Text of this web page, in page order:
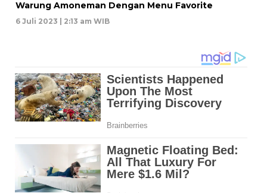
Warung Amoneman Dengan Menu Favorite
6 Juli 2023 | 2:13 am WIB